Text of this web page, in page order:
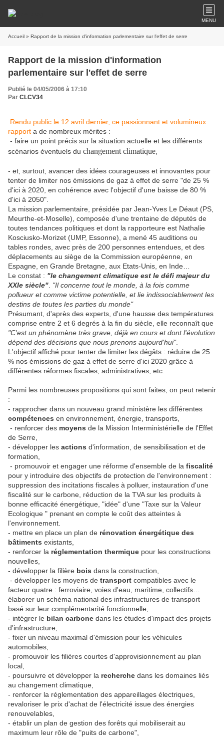
MENU
Accueil » Rapport de la mission d'information parlementaire sur l'effet de serre
Rapport de la mission d'information
parlementaire sur l'effet de serre
Publié le 04/05/2006 à 17:10
Par CLCV34
Rendu public le 12 avril dernier, ce passionnant et volumineux
rapport a de nombreux mérites :
- faire un point précis sur la situation actuelle et les différents
scénarios éventuels du changement climatique
- et, surtout, avancer des idées courageuses et innovantes pour
tenter de limiter nos émissions de gaz à effet de serre "de 25 %
d'ici à 2020, en cohérence avec l'objectif d'une baisse de 80 %
d'ici à 2050".
La mission parlementaire, présidée par Jean-Yves Le Déaut (PS,
Meurthe-et-Moselle), composée d'une trentaine de députés de
toutes tendances politiques et dont la rapporteure est Nathalie
Kosciusko-Morizet (UMP, Essonne), a mené 45 auditions ou
tables rondes, avec près de 200 personnes entendues, et des
déplacements au siège de la Commission européenne, en
Espagne, en Grande Bretagne, aux Etats-Unis, en Inde…
Le constat : "le changement climatique est le défi majeur du
XXIe siècle" "Il concerne tout le monde, à la fois comme
pollueur et comme victime potentielle, et lie indissociablement les
destins de toutes les parties du monde"
Présumant, d'après des experts, d'une hausse des températures
comprise entre 2 et 6 degrés à la fin du siècle, elle reconnaît que
"C'est un phénomène très grave, déjà en cours et dont l'évolution
dépend des décisions que nous prenons aujourd'hui".
L'objectif affiché pour tenter de limiter les dégâts : réduire de 25
% nos émissions de gaz à effet de serre d'ici 2020 grâce à
différentes réformes fiscales, administratives, etc.
Parmi les nombreuses propositions qui sont faites, on peut retenir
:
- rapprocher dans un nouveau grand ministère les différentes
compétences en environnement, énergie, transports,
- renforcer des moyens de la Mission Interministérielle de l'Effet
de Serre,
- développer les actions d'information, de sensibilisation et de
formation,
- promouvoir et engager une réforme d'ensemble de la fiscalité
pour y introduire des objectifs de protection de l'environnement :
suppression des incitations fiscales à polluer, instauration d'une
fiscalité sur le carbone, réduction de la TVA sur les produits à
bonne efficacité énergétique, "idée" d'une "Taxe sur la Valeur
Ecologique " prenant en compte le coût des atteintes à
l'environnement.
- mettre en place un plan de rénovation énergétique des
bâtiments existants,
- renforcer la réglementation thermique pour les constructions
nouvelles,
- développer la filière bois dans la construction,
- développer les moyens de transport compatibles avec le
facteur quatre : ferroviaire, voies d'eau, maritime, collectifs…
élaborer un schéma national des infrastructures de transport
basé sur leur complémentarité fonctionnelle,
- intégrer le bilan carbone dans les études d'impact des projets
d'infrastructure,
- fixer un niveau maximal d'émission pour les véhicules
automobiles,
- promouvoir les filières courtes d'approvisionnement au plan
local,
- poursuivre et développer la recherche dans les domaines liés
au changement climatique,
- renforcer la réglementation des appareillages électriques,
revaloriser le prix d'achat de l'électricité issue des énergies
renouvelables,
- établir un plan de gestion des forêts qui mobiliserait au
maximum leur rôle de "puits de carbone",